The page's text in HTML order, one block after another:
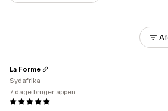
La Forme
Sydafrika
7 dage bruger appen